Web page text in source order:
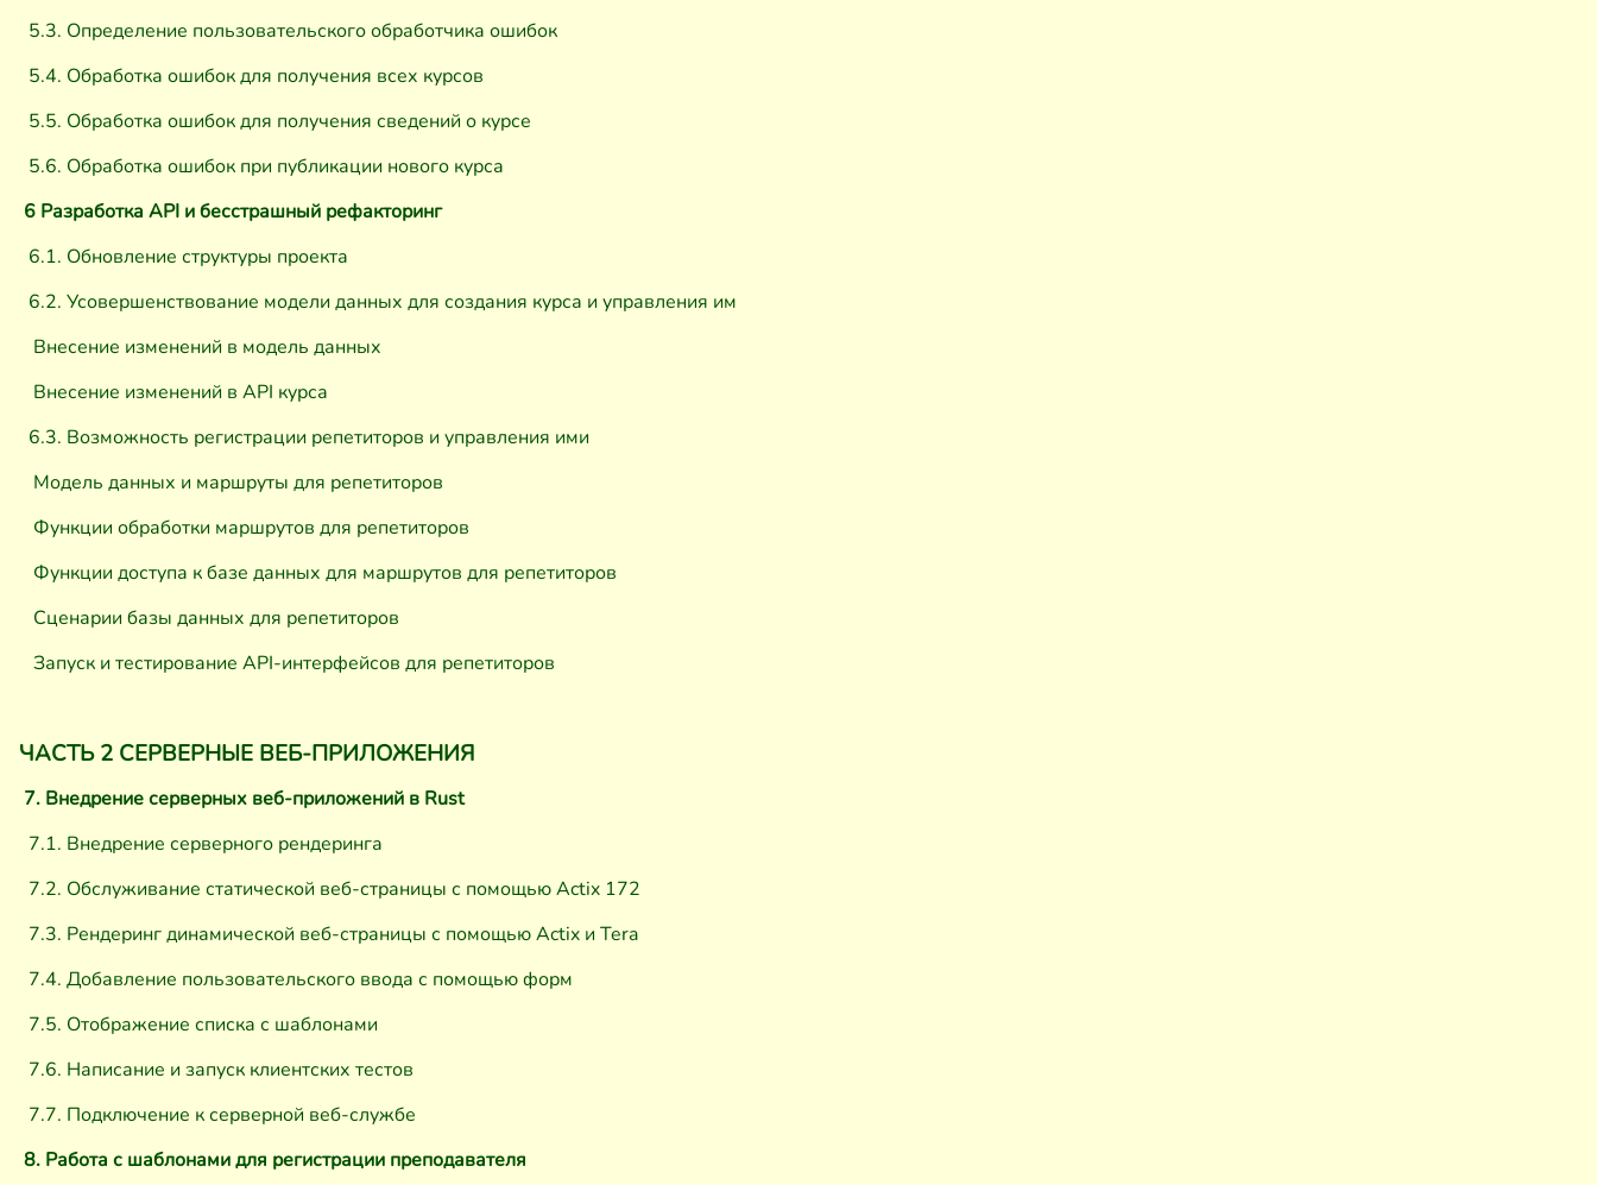
5.3. Определение пользовательского обработчика ошибок
5.4. Обработка ошибок для получения всех курсов
5.5. Обработка ошибок для получения сведений о курсе
5.6. Обработка ошибок при публикации нового курса
6 Разработка API и бесстрашный рефакторинг
6.1. Обновление структуры проекта
6.2. Усовершенствование модели данных для создания курса и управления им
Внесение изменений в модель данных
Внесение изменений в API курса
6.3. Возможность регистрации репетиторов и управления ими
Модель данных и маршруты для репетиторов
Функции обработки маршрутов для репетиторов
Функции доступа к базе данных для маршрутов для репетиторов
Сценарии базы данных для репетиторов
Запуск и тестирование API-интерфейсов для репетиторов
ЧАСТЬ 2 СЕРВЕРНЫЕ ВЕБ-ПРИЛОЖЕНИЯ
7. Внедрение серверных веб-приложений в Rust
7.1. Внедрение серверного рендеринга
7.2. Обслуживание статической веб-страницы с помощью Actix 172
7.3. Рендеринг динамической веб-страницы с помощью Actix и Tera
7.4. Добавление пользовательского ввода с помощью форм
7.5. Отображение списка с шаблонами
7.6. Написание и запуск клиентских тестов
7.7. Подключение к серверной веб-службе
8. Работа с шаблонами для регистрации преподавателя